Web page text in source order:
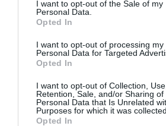
I want to opt-out of the Sale of my
Personal Data.
Opted In
I want to opt-out of processing my
Personal Data for Targeted
Opted In
I want to opt-out of Collection, Use,
Retention, Sale, and/or Sharing of
Personal Data that Is Unrelated
Purposes for which it was collected.
Opted In
Newsletter
Κάθε βδομάδα στο e-mail σας τα
την Τέχνη και τον Πολιτισμό!